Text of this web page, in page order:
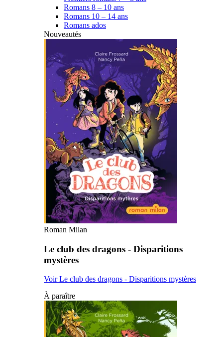
Romans 8 – 10 ans
Romans 10 – 14 ans
Romans ados
Nouveautés
Roman Milan
Le club des dragons - Disparitions
mystères
Voir Le club des dragons - Disparitions mystères
À paraître